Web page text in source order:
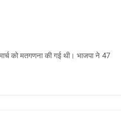
को मतगणना की गई थी। भाजपा ने 47